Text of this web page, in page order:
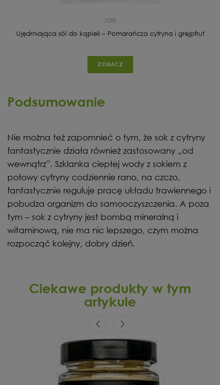
JOIK
Ujędrniająca sól do kąpieli – Pomarańcza cytryna i grejpfrut
ZOBACZ
Podsumowanie
Nie można też zapomnieć o tym, że sok z cytryny
fantastycznie działa również zastosowany „od
wewnątrz”. Szklanka ciepłej wody z sokiem z
połowy cytryny codziennie rano, na czczo,
fantastycznie reguluje pracę układu trawiennego i
pobudza organizm do samooczyszczenia. A poza
tym – sok z cytryny jest bombą mineralną i
witaminową, nie ma nic lepszego, czym można
rozpocząć kolejny, dobry dzień.
Ciekawe produkty w tym
artykule